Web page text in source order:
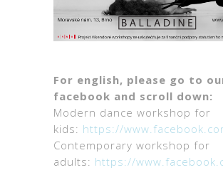
For english, please go to
facebook and scroll down:
Modern dance workshop for
kids: https://
Contemporary workshop for
adults: https://